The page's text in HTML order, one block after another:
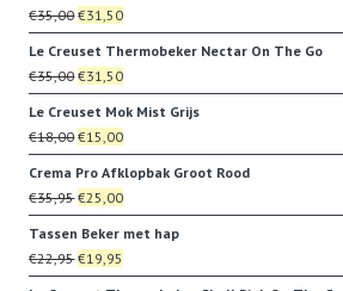
€4,20.€3,99.
€35,00Oorspronkelijke
prijs
was:
€35,00.
€31,50Huidige
prijs
is:
€31,50.
Le Creuset Thermobeker Nectar On The Go
€35,00Oorspronkelijke
prijs
was:
€35,00.
€31,50Huidige
prijs
is:
€31,50.
Le Creuset Mok Mist Grijs
€18,00Oorspronkelijke
prijs
was:
€18,00.
€15,00Huidige
prijs
is:
€15,00.
Crema Pro Afklopbak Groot Rood
€35,95Oorspronkelijke
prijs
was:
€35,95.
€25,00Huidige
prijs
is:
€25,00.
Tassen Beker met hap
€22,95Oorspronkelijke
prijs
€19,95
prijs